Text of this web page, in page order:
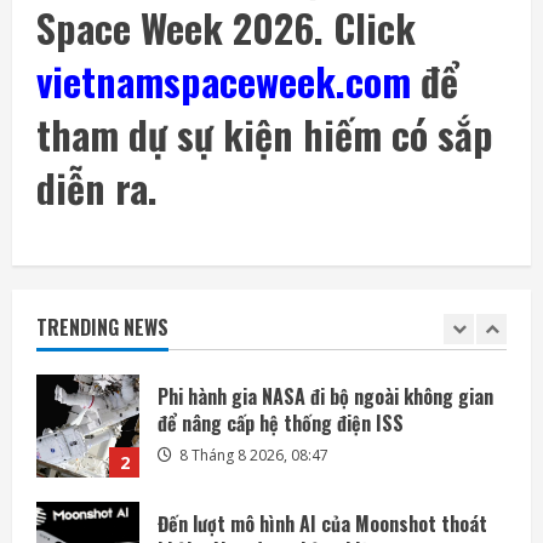
Space Week 2026. Click
vietnamspaceweek.com để
tham dự sự kiện hiếm có sắp
diễn ra.
TRENDING NEWS
5
SoftBank không chỉ đầu tư vào AI mà còn
lãi lớn nhờ mua cổ phần Intel
7 Tháng 8 2026, 22:27
1
Mỗi ngày có thêm 1.200 triệu phú, nước
Mỹ giàu lên hay chỉ người giàu càng giàu?
2
Phi hành gia NASA đi bộ ngoài không gian
3
Đến lượt mô hình AI của Moonshot thoát
khỏi môi trường thử nghiệm
8 Tháng 8 2026, 07:58
Khai thác điện từ đất ở Nhật Bản: giấc mơ